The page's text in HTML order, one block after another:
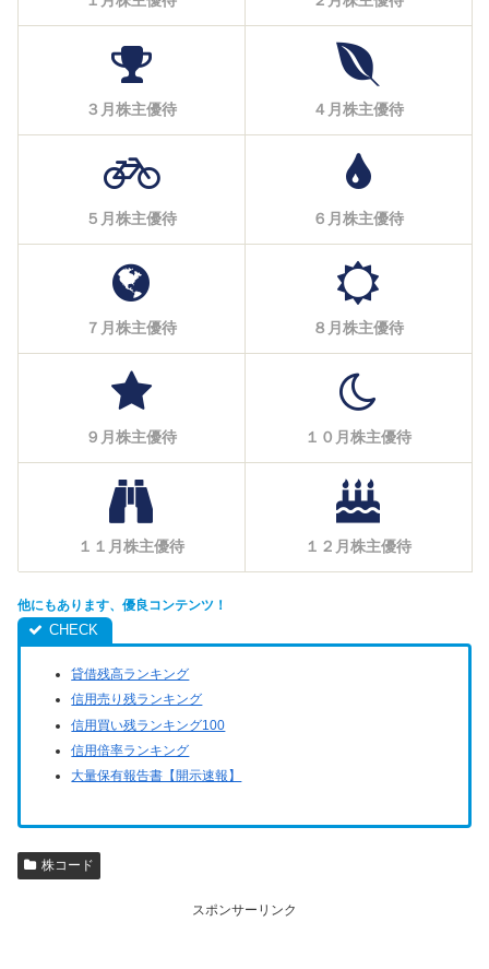
３月株主優待 ４月株主優待
５月株主優待 ６月株主優待
７月株主優待 ８月株主優待
９月株主優待 １０月株主優待
１１月株主優待 １２月株主優待
他にもあります、優良コンテンツ！
貸借残高ランキング
信用売り残ランキング
信用買い残ランキング100
信用倍率ランキング
大量保有報告書【開示速報】
株コード
スポンサーリンク